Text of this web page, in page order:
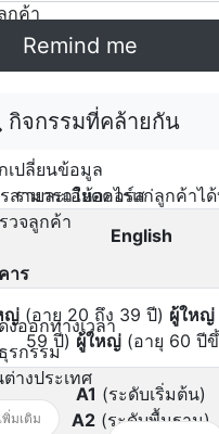
กค้า
ทียบสินค้าและบริการ
เปลี่ยนข้อมูล
สามารถให้อะไรแก่ลูกค้าได้
วจลูกค้า
าร
งออกทางเวลา
รกรรม
ต่างประเทศ
าม
Remind me
กิจกรรมที่คล้ายกัน
รายละเอียดคอร์ส
English
ญ่(อายุ 20 ถึง 39 ปี) ผู้ใหญ่
59 ปี) ผู้ใหญ่(อายุ 60 ปี
A1 (ระดับเริ่มต้น)
A2 (ระดับพื้นฐาน)
พิ่มเติม